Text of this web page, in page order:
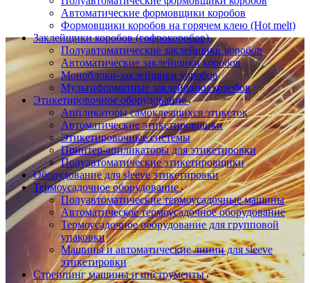
Автоматические формовщики коробов
Формовщики коробов на горячем клею (Hot melt)
Заклейщики коробов (гофрокоробов)
Полуавтоматические заклейщики коробов
Автоматические заклейщики коробов
Моноблоки-заклейщики коробов
Мультиформатные заклейщики коробов
Этикетировочное оборудование
Аппликаторы самоклеящихся этикеток
Автоматические этикетировщики
Этикетировочные системы
Принтер-аппликаторы для этикетировки
Полуавтоматические этикетировщики
Оборудование для sleeve этикетировки
Термоусадочное оборудование
Полуавтоматические термоусадочные машины
Автоматическое термоусадочное оборудование
Термоусадочное оборудование для групповой
упаковки
Машины и автоматические линии для sleeve
этикетировки
Стреппинг машины и инструменты